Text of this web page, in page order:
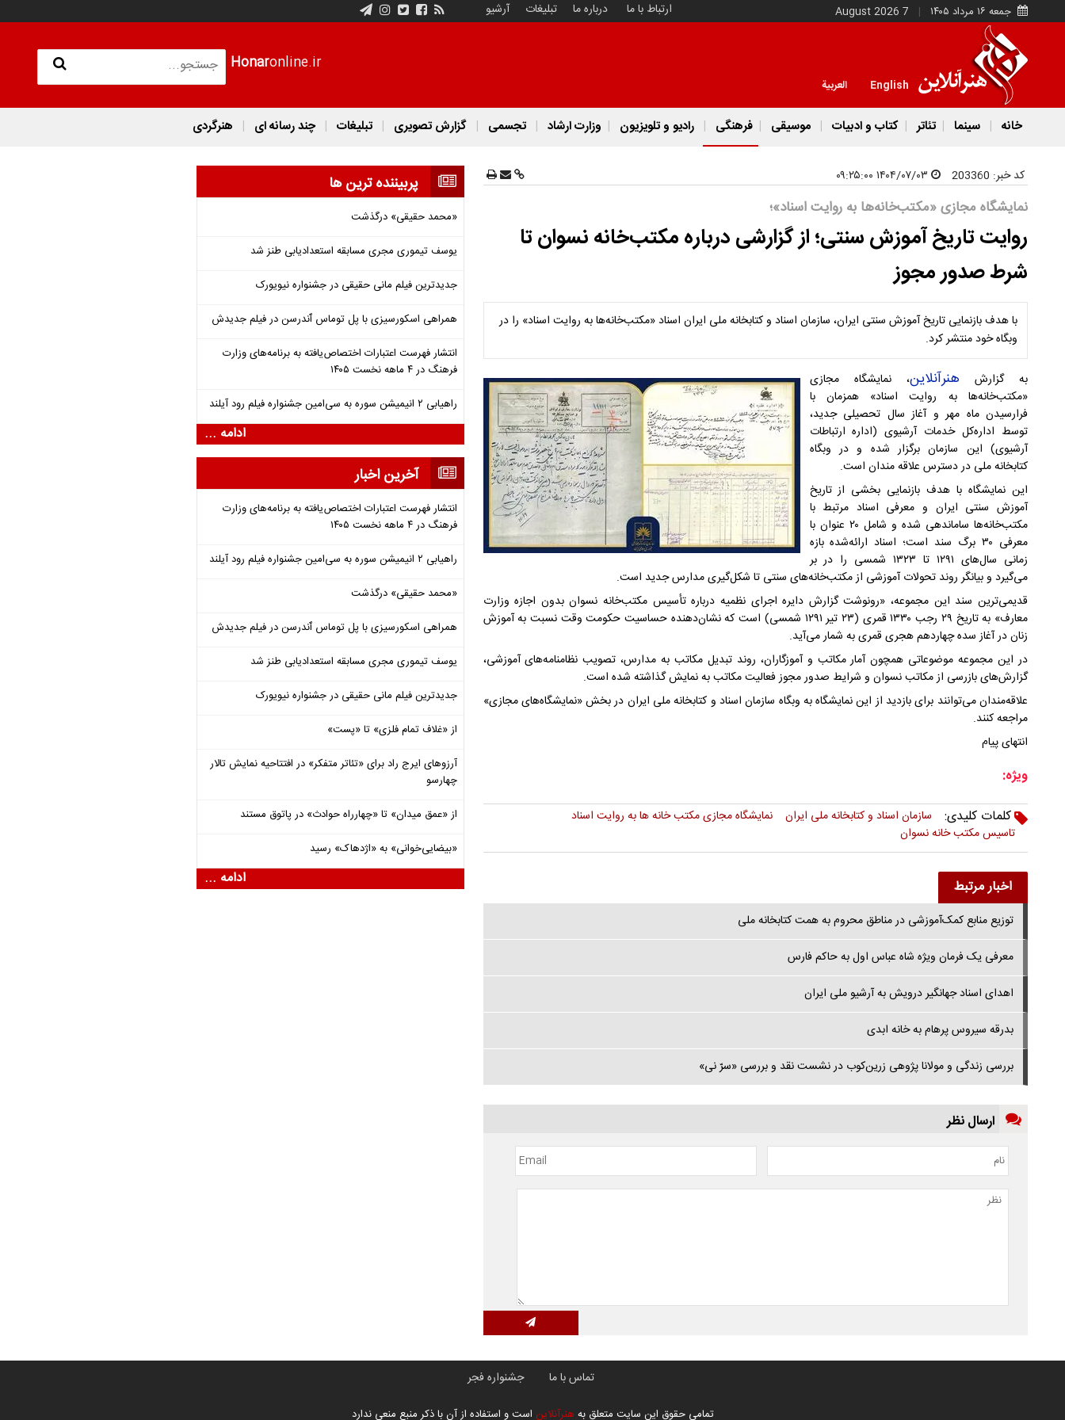
جمعه ۱۶ مرداد ۱۴۰۵ 7 August 2026 ارتباط با ما درباره ما تبلیغات آرشیو
Honaronline.ir
English العربية
خانه سینما تئاتر کتاب و ادبیات موسیقی فرهنگی رادیو و تلویزیون وزارت ارشاد تجسمی گزارش تصویری تبلیغات چند رسانه ای هنرگردی
کد خبر: 203360
نمایشگاه مجازی «مکتب‌خانه‌ها به روایت اسناد»؛
روایت تاریخ آموزش سنتی؛ از گزارشی درباره مکتب‌خانه نسوان تا
شرط صدور مجوز
با هدف بازنمایی تاریخ آموزش سنتی ایران، سازمان اسناد و کتابخانه ملی ایران اسناد «مکتب‌خانه‌ها به روایت اسناد» را در
وبگاه خود منتشر کرد.
به گزارش هنرآنلاین، نمایشگاه مجازی
«مکتب‌خانه‌ها به روایت اسناد» همزمان با
فرارسیدن ماه مهر و آغاز سال تحصیلی جدید،
توسط اداره‌کل خدمات آرشیوی (اداره ارتباطات
آرشیوی) این سازمان برگزار شده و در وبگاه
کتابخانه ملی در دسترس علاقه مندان است.
این نمایشگاه با هدف بازنمایی بخشی از تاریخ
آموزش سنتی ایران و معرفی اسناد مرتبط با
مکتب‌خانه‌ها ساماندهی شده و شامل ۲۰ عنوان با
معرفی ۳۰ برگ سند است؛ اسناد ارائه‌شده بازه
زمانی سال‌های ۱۲۹۱ تا ۱۳۲۳ شمسی را در بر
می‌گیرد و بیانگر روند تحولات آموزشی از مکتب‌خانه‌های سنتی تا شکل‌گیری مدارس جدید است.
قدیمی‌ترین سند این مجموعه، «رونوشت گزارش دایره اجرای نظمیه درباره تأسیس مکتب‌خانه نسوان بدون اجازه وزارت
معارف» به تاریخ ۲۹ رجب ۱۳۳۰ قمری (۲۳ تیر ۱۲۹۱ شمسی) است که نشان‌دهنده حساسیت حکومت وقت نسبت به آموزش
زنان در آغاز سده چهاردهم هجری قمری به شمار می‌آید.
در این مجموعه موضوعاتی همچون آمار مکاتب و آموزگاران، روند تبدیل مکاتب به مدارس، تصویب نظامنامه‌های آموزشی،
گزارش‌های بازرسی از مکاتب نسوان و شرایط صدور مجوز فعالیت مکاتب به نمایش گذاشته شده است.
علاقه‌مندان می‌توانند برای بازدید از این نمایشگاه به وبگاه سازمان اسناد و کتابخانه ملی ایران در بخش «نمایشگاه‌های مجازی»
مراجعه کنند.
انتهای پیام
ویژه:
کلمات کلیدی:
سازمان اسناد و کتابخانه ملی ایران
نمایشگاه مجازی مکتب خانه ها به روایت اسناد
تاسیس مکتب خانه نسوان
اخبار مرتبط
توزیع منابع کمک‌آموزشی در مناطق محروم به همت کتابخانه ملی
معرفی یک فرمان ویژه شاه عباس اول به حاکم فارس
اهدای اسناد جهانگیر درویش به آرشیو ملی ایران
بدرقه سیروس پرهام به خانه ابدی
بررسی زندگی و مولانا پژوهی زرین‌کوب در نشست نقد و بررسی «سرّ نی»
ارسال نظر
پربیننده ترین ها
«محمد حقیقی» درگذشت
یوسف تیموری مجری مسابقه استعدادیابی طنز شد
جدیدترین فیلم مانی حقیقی در جشنواره نیویورک
همراهی اسکورسیزی با پل توماس ٱندرسن در فیلم جدیدش
انتشار فهرست اعتبارات اختصاص‌یافته به برنامه‌های وزارت
فرهنگ در ۴ ماهه نخست ۱۴۰۵
راهیابی ۲ انیمیشن سوره به سی‌امین جشنواره فیلم رود آیلند
ادامه ...
آخرین اخبار
انتشار فهرست اعتبارات اختصاص‌یافته به برنامه‌های وزارت
فرهنگ در ۴ ماهه نخست ۱۴۰۵
راهیابی ۲ انیمیشن سوره به سی‌امین جشنواره فیلم رود آیلند
«محمد حقیقی» درگذشت
همراهی اسکورسیزی با پل توماس ٱندرسن در فیلم جدیدش
یوسف تیموری مجری مسابقه استعدادیابی طنز شد
جدیدترین فیلم مانی حقیقی در جشنواره نیویورک
از «غلاف تمام فلزی» تا «پست»
آرزوهای ایرج راد برای «تئاتر متفکر» در افتتاحیه نمایش تالار
چهارسو
از «عمق میدان» تا «چهارراه حوادث» در پاتوق مستند
«بیضایی‌خوانی» به «اژدهاک» رسید
ادامه ...
تماس با ما جشنواره فجر
تمامی حقوق این سایت متعلق به هنرآنلاین است و استفاده از آن با ذکر منبع منعی ندارد